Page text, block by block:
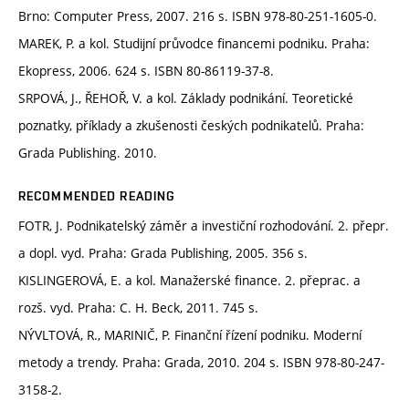
Brno: Computer Press, 2007. 216 s. ISBN 978-80-251-1605-0.
MAREK, P. a kol. Studijní průvodce financemi podniku. Praha:
Ekopress, 2006. 624 s. ISBN 80-86119-37-8.
SRPOVÁ, J., ŘEHOŘ, V. a kol. Základy podnikání. Teoretické
poznatky, příklady a zkušenosti českých podnikatelů. Praha:
Grada Publishing. 2010.
RECOMMENDED READING
FOTR, J. Podnikatelský záměr a investiční rozhodování. 2. přepr.
a dopl. vyd. Praha: Grada Publishing, 2005. 356 s.
KISLINGEROVÁ, E. a kol. Manažerské finance. 2. přeprac. a
rozš. vyd. Praha: C. H. Beck, 2011. 745 s.
NÝVLTOVÁ, R., MARINIČ, P. Finanční řízení podniku. Moderní
metody a trendy. Praha: Grada, 2010. 204 s. ISBN 978-80-247-
3158-2.